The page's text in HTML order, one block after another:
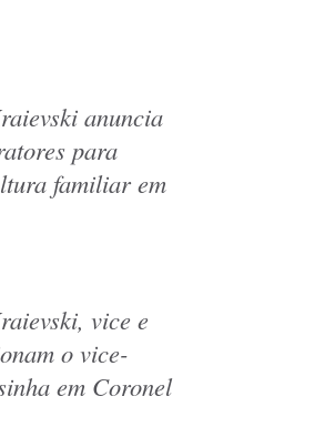
anuncia
para
familiar em
vice e
o vice-
em Coronel